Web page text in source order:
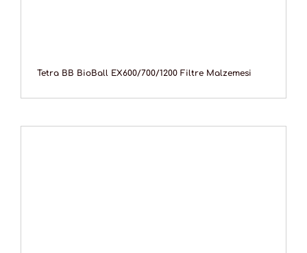
Tetra BB BioBall EX600/700/1200 Filtre Malzemesi